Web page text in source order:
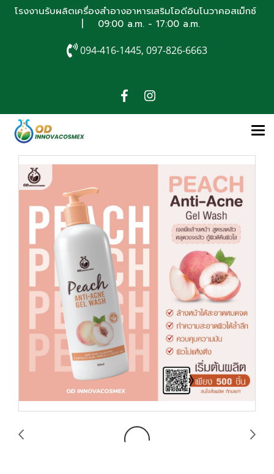
โรงงานรับผลิตเครื่องสำอางอาหารเสริมโอดีอินโนวาคอสเม็กซ์
| 09:00 a.m. - 17:00 a.m.
094-416-1445, 097-826-6663